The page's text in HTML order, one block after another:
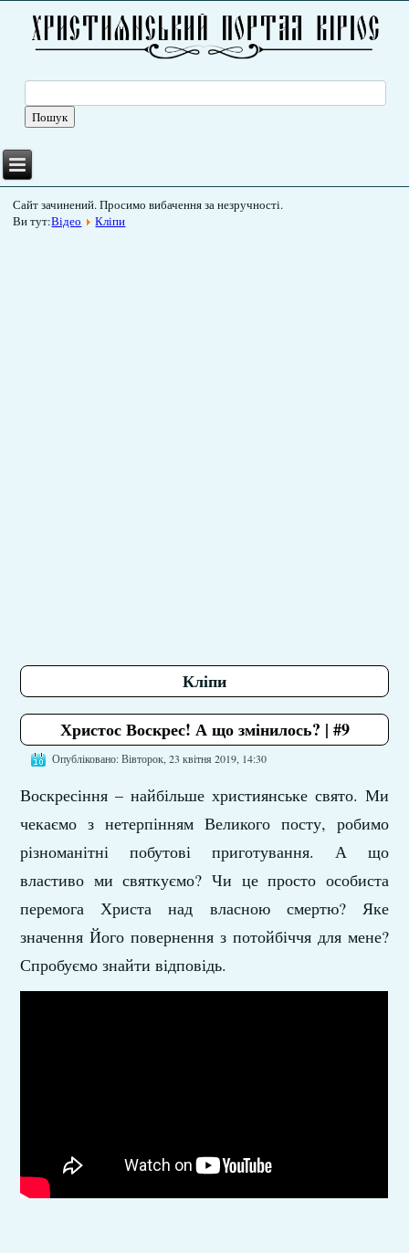
Сайт зачинений. Просимо вибачення за незручності.
Ви тут:Відео Кліпи
Кліпи
Христос Воскрес! А що змінилось? | #9
Опубліковано: Вівторок, 23 квітня 2019, 14:30
Воскресіння – найбільше християнське свято. Ми
чекаємо з нетерпінням Великого посту, робимо
різноманітні побутові приготування. А що
властиво ми святкуємо? Чи це просто особиста
перемога Христа над власною смертю? Яке
значення Його повернення з потойбіччя для мене?
Спробуємо знайти відповідь.